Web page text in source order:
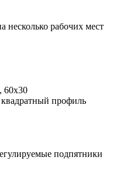
несколько рабочих мест
60х30
профиль
подпятники